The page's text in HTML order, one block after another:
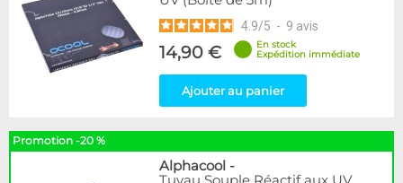
4.9/5 - 9 avis
14,90 €
En stock
Expédition immédiate
Ajouter au panier
Promotion -20 %
Alphacool -